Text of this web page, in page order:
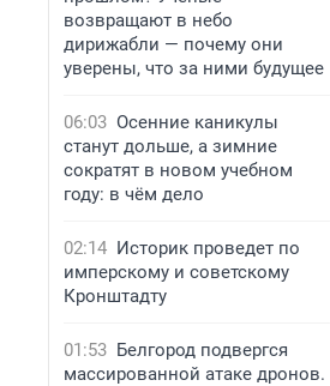
возвращают в небо
дирижабли — почему они
уверены, что за ними будущее
06:03 Осенние каникулы
станут дольше, а зимние
сократят в новом учебном
году: в чём дело
02:14 Историк проведет по
имперскому и советскому
Кронштадту
01:53 Белгород подвергся
массированной атаке дронов.